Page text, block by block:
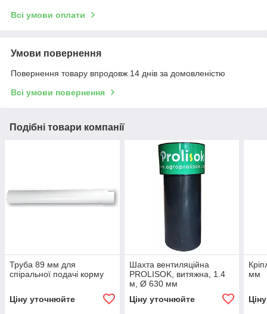
Всі умови оплати
Умови повернення
Повернення товару впродовж 14 днів за домовленістю
Всі умови повернення
Подібні товари компанії
Труба 89 мм для
спіральної подачі корму
Ціну уточнюйте
Шахта вентиляційна
PROLISOK, витяжна, 1.4
м, Ø 630 мм
Ціну уточнюйте
мм